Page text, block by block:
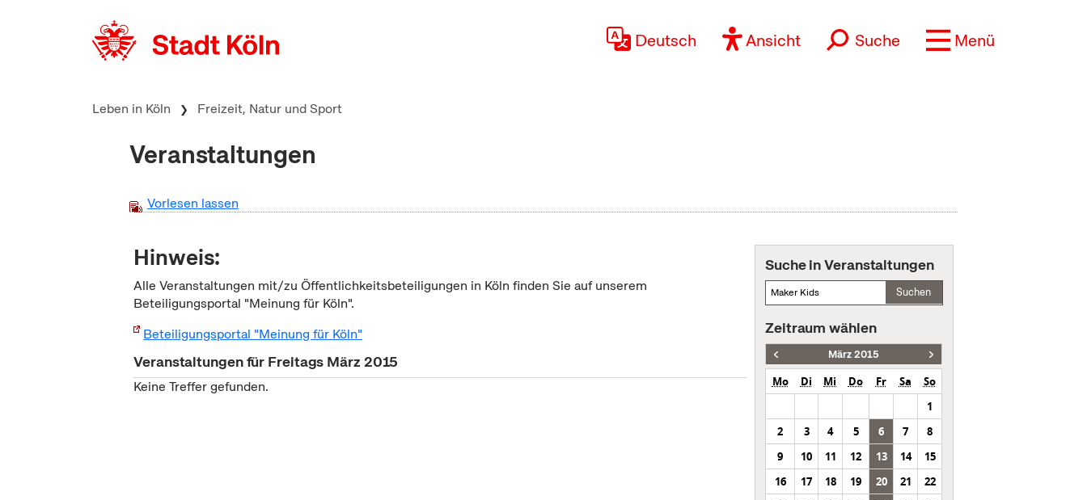
Deutsch Ansicht Suche Menü
Leben in Köln Freizeit, Natur und Sport
Veranstaltungen
Vorlesen lassen
Hinweis:
Alle Veranstaltungen mit/zu Öffentlichkeitsbeteiligungen in Köln finden Sie auf unserem
Beteiligungsportal "Meinung für Köln".
Beteiligungsportal "Meinung für Köln"
Veranstaltungen für Freitags März 2015
Keine Treffer gefunden.
Suche in Veranstaltungen
Suchen
Zeitraum wählen
März 2015
Mo Di Mi Do Fr Sa
So
1
2
3 4 5 6 7
8
9
10 11 12 13 14
15
16
17 18 19 20 21
22